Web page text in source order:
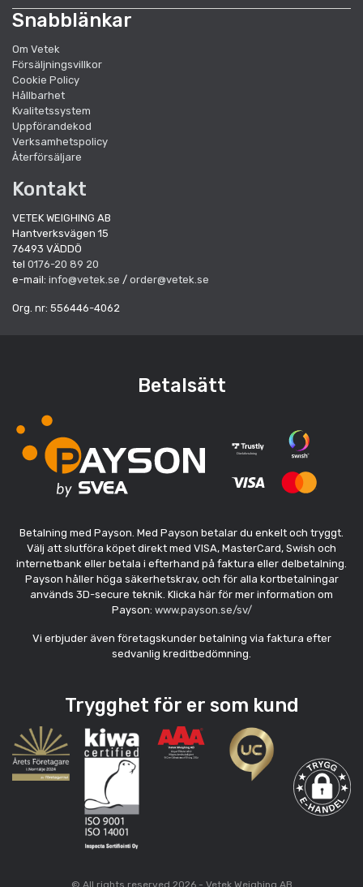
Snabblänkar
Om Vetek
Försäljningsvillkor
Cookie Policy
Hållbarhet
Kvalitetssystem
Uppförandekod
Verksamhetspolicy
Återförsäljare
Kontakt
VETEK WEIGHING AB
Hantverksvägen 15
76493 VÄDDÖ
tel 0176-20 89 20
e-mail: info@vetek.se / order@vetek.se
Org. nr: 556446-4062
Betalsätt
Betalning med Payson. Med Payson betalar du enkelt och tryggt.
Välj att slutföra köpet direkt med VISA, MasterCard, Swish och
internetbank eller betala i efterhand på faktura eller delbetalning.
Payson håller höga säkerhetskrav, och för alla kortbetalningar
används 3D-secure teknik. Klicka här för mer information om
Payson: www.payson.se/sv/
Vi erbjuder även företagskunder betalning via faktura efter
sedvanlig kreditbedömning.
Trygghet för er som kund